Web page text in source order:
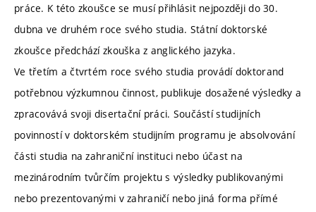
práce. K této zkoušce se musí přihlásit nejpozději do 30.
dubna ve druhém roce svého studia. Státní doktorské
zkoušce předchází zkouška z anglického jazyka.
Ve třetím a čtvrtém roce svého studia provádí doktorand
potřebnou výzkumnou činnost, publikuje dosažené výsledky a
zpracovává svoji disertační práci. Součástí studijních
povinností v doktorském studijním programu je absolvování
části studia na zahraniční instituci nebo účast na
mezinárodním tvůrčím projektu s výsledky publikovanými
nebo prezentovanými v zahraničí nebo jiná forma přímé